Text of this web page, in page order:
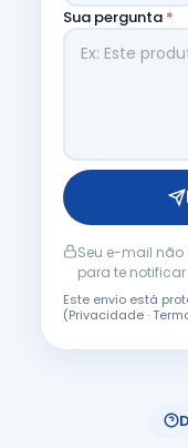
Sua pergunta *
Seu e-mail
para te
Este envio está
(Privacidade·